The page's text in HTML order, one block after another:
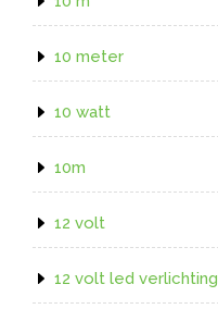
10 meter
10 watt
10m
12 volt
12 volt led verlichting